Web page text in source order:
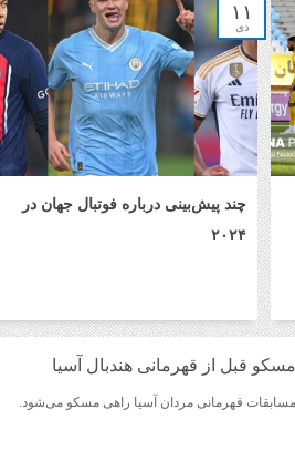
۱۱
دی
چند پیش‌بینی‌ درباره فوتبال جهان در
۲۰۲۴
قبل از قهرمانی هندبال آسیا
مسابقات قهرمانی مردان آسیا راهی مسکو می‌شود.